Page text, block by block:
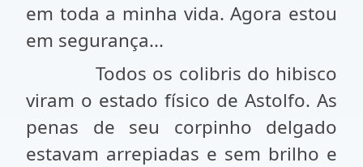
em toda a minha vida. Agora estou
em segurança...
Todos os colibris do hibisco
viram o estado físico de Astolfo. As
penas de seu corpinho delgado
estavam arrepiadas e sem brilho e